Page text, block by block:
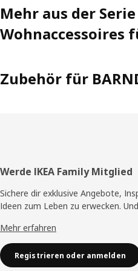
Mehr aus der Serie
Wohnaccessoires
Zubehör für
Fusszeile
Werde IKEA Family Mitglied
Sichere dir exklusive Angebote,
Ideen zum Leben zu erwecken.
Mehr erfahren
Registrieren oder anmelden